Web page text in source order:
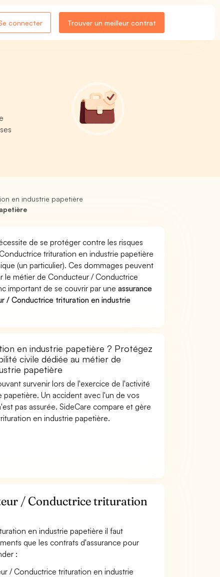
connecter Trouver un meilleur contrat
en industrie papetière
de se protéger contre les risques
trituration en industrie papetière
(un particulier). Ces dommages peuvent
le métier de Conducteur / Conductrice
important de se couvrir par uneassurance
/ Conductrice trituration en industrie
en industrie papetière ? Protégez
civile dédiée au métier de
papetière
survenir lors de l'exercice de l'activité
Un accident avec l'un de vos
pas assurée. SideCare compare et gère
en industrie papetière.
/ Conductrice trituration
en industrie papetière il faut
que les contrats d'assurance pour
:
/ Conductrice trituration en industrie